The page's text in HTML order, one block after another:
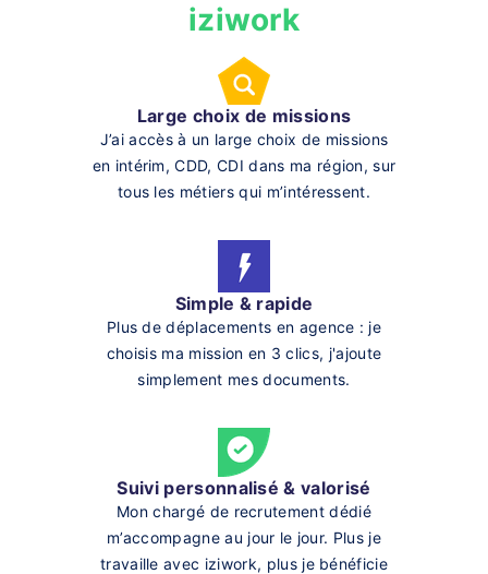
iziwork
Large choix de missions
J’ai accès à un large choix de missions
en intérim, CDD, CDI dans ma région, sur
tous les métiers qui m’intéressent.
Simple & rapide
Plus de déplacements en agence : je
choisis ma mission en 3 clics, j'ajoute
simplement mes documents.
Suivi personnalisé & valorisé
Mon chargé de recrutement dédié
m’accompagne au jour le jour. Plus je
travaille avec iziwork, plus je bénéficie